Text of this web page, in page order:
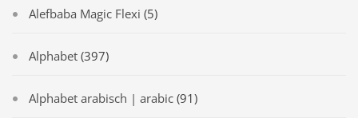
Alefbaba Magic Flexi (5)
Alphabet (397)
Alphabet arabisch | arabic (91)